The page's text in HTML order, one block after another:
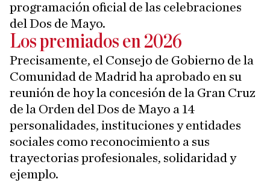
programación oficial de las celebraciones
del Dos de Mayo.
Los premiados en 2026
Precisamente, el Consejo de Gobierno de la
Comunidad de Madrid ha aprobado en su
reunión de hoy la concesión de la Gran Cruz
de la Orden del Dos de Mayo a 14
personalidades, instituciones y entidades
sociales como reconocimiento a sus
trayectorias profesionales, solidaridad y
ejemplo.